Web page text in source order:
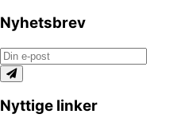
Nyhetsbrev
Nyttige linker